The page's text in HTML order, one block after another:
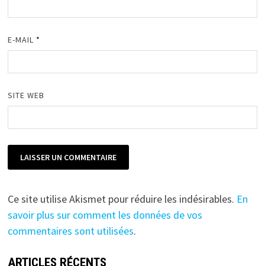
E-MAIL *
SITE WEB
Ce site utilise Akismet pour réduire les indésirables. En
savoir plus sur comment les données de vos
commentaires sont utilisées.
ARTICLES RÉCENTS